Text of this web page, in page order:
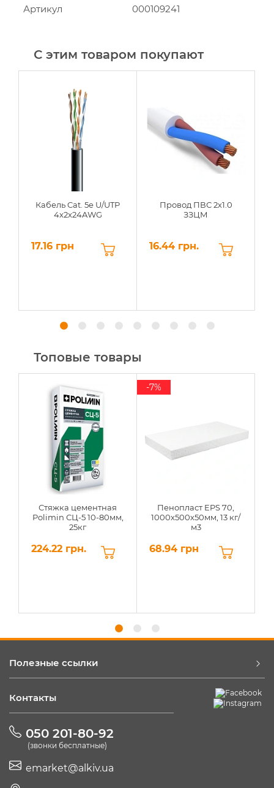
Артикул 000109241
С этим товаром покупают
Кабель Cat. 5e U/UTP
4x2x24AWG
17.16 грн
Провод ПВС 2х1.0
ЗЗЦМ
16.44 грн.
Топовые товары
Стяжка цементная
Polimin СЦ-5 10-80мм,
25кг
224.22 грн.
Пенопласт EPS 70,
1000х500х50мм, 13 кг/
м3
68.94 грн
-7%
Полезные ссылки
Контакты
050 201-80-92
(звонки бесплатные)
emarket@alkiv.ua